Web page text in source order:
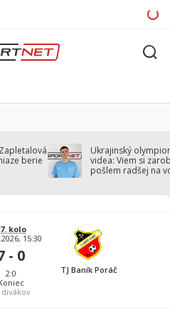
berie
Ukrajinský
videa: Viem si
pošlem radšej na
kolo
15:30
- 0
2:0
divákov
TJ Baník Poráč